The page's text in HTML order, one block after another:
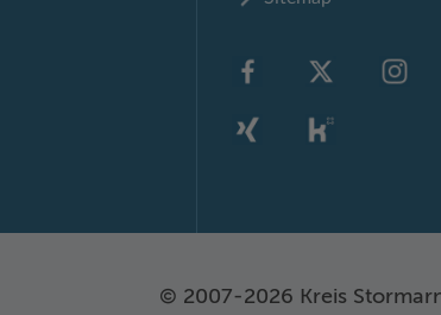
© 2007-2026 Kreis